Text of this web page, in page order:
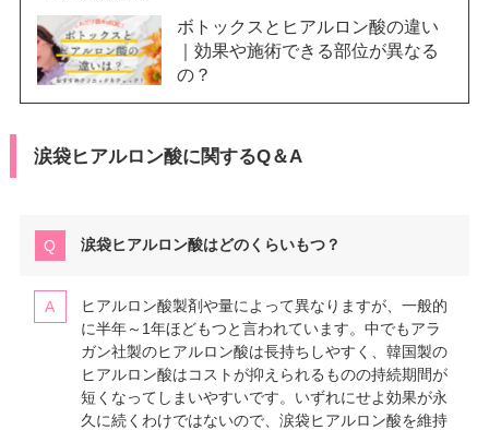
ボトックスとヒアルロン酸の違い
｜効果や施術できる部位が異なる
の？
涙袋ヒアルロン酸に関するQ＆A
涙袋ヒアルロン酸はどのくらいもつ？
ヒアルロン酸製剤や量によって異なりますが、一般的
に半年～1年ほどもつと言われています。中でもアラ
ガン社製のヒアルロン酸は長持ちしやすく、韓国製の
ヒアルロン酸はコストが抑えられるものの持続期間が
短くなってしまいやすいです。いずれにせよ効果が永
久に続くわけではないので、涙袋ヒアルロン酸を維持